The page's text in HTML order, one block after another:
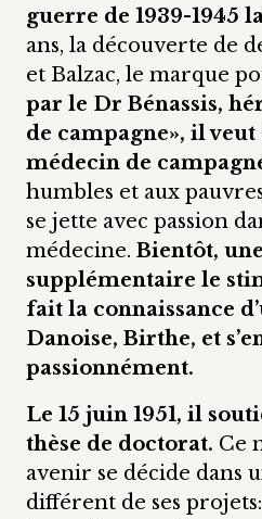
guerre de 1939-1945
ans, la découverte de
et Balzac, le marque
par le Dr Bénassis,
de campagne», il
médecin de
humbles et aux
se jette avec passion
médecine. Bientôt,
supplémentaire le
fait la connaissance
Danoise, Birthe, et
passionnément.
Le 15 juin 1951, il
thèse de doctorat. Ce
avenir se décide dans
différent de ses projets: